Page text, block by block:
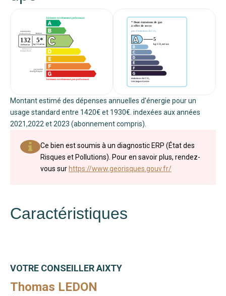
Montant estimé des dépenses annuelles d'énergie pour un
usage standard entre 1420€ et 1930€. indexées aux années
2021,2022 et 2023 (abonnement compris).
Ce bien est soumis à un diagnostic ERP (État des
Risques et Pollutions). Pour en savoir plus, rendez-
vous sur https://www.georisques.gouv.fr/
Caractéristiques
VOTRE CONSEILLER AIXTY
Thomas LEDON